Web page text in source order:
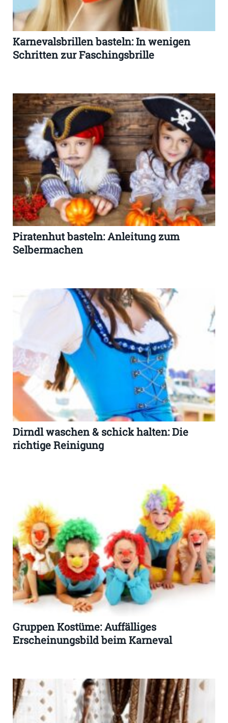
Karnevalsbrillen basteln: In wenigen
Schritten zur Faschingsbrille
Piratenhut basteln: Anleitung zum
Selbermachen
Dirndl waschen & schick halten: Die
richtige Reinigung
Gruppen Kostüme: Auffälliges
Erscheinungsbild beim Karneval